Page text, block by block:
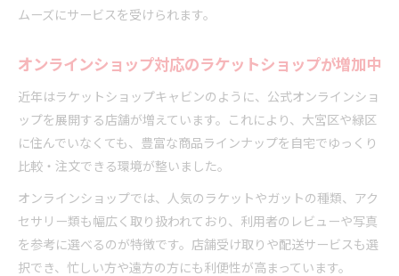
ムーズにサービスを受けられます。
オンラインショップ対応のラケットショップが増加中
近年はラケットショップキャビンのように、公式オンラインショ
ップを展開する店舗が増えています。これにより、大宮区や緑区
に住んでいなくても、豊富な商品ラインナップを自宅でゆっくり
比較・注文できる環境が整いました。
オンラインショップでは、人気のラケットやガットの種類、アク
セサリー類も幅広く取り扱われており、利用者のレビューや写真
を参考に選べるのが特徴です。店舗受け取りや配送サービスも選
択でき、忙しい方や遠方の方にも利便性が高まっています。